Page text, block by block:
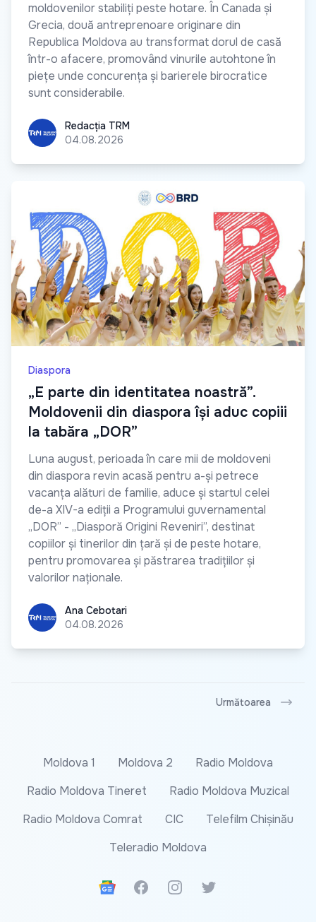
moldovenilor stabiliți peste hotare. În Canada și
Grecia, două antreprenoare originare din
Republica Moldova au transformat dorul de casă
într-o afacere, promovând vinurile autohtone în
piețe unde concurența și barierele birocratice
sunt considerabile.
Redacția TRM
Redacția TRM
04.08.2026
Diaspora
„E parte din identitatea noastră”.
Moldovenii din diaspora își aduc copiii
la tabăra „DOR”
Luna august, perioada în care mii de moldoveni
din diaspora revin acasă pentru a-și petrece
vacanța alături de familie, aduce și startul celei
de-a XIV-a ediții a Programului guvernamental
„DOR” - „Diasporă Origini Reveniri”, destinat
copiilor și tinerilor din țară și de peste hotare,
pentru promovarea și păstrarea tradițiilor și
valorilor naționale.
Ana CebotariAna Cebotari
04.08.2026
Următoarea
Moldova 1 Moldova 2
Radio Moldova
Radio Moldova Tineret
Radio Moldova Muzical
Radio Moldova Comrat
CIC
Telefilm Chișinău
Teleradio Moldova
Google News
FacebookInstagramTwitter